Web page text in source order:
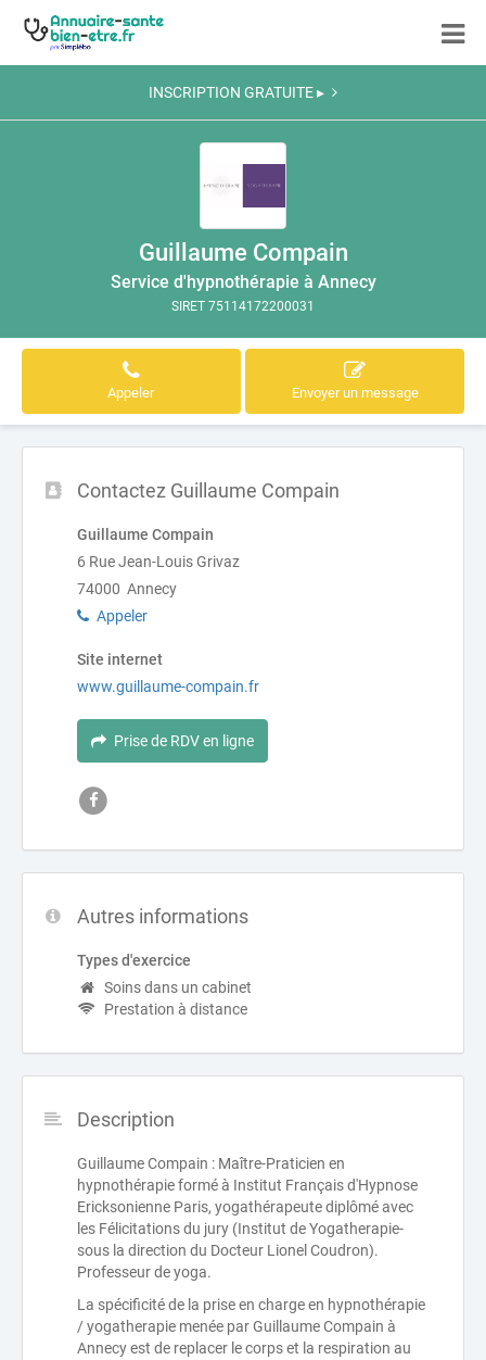
INSCRIPTION GRATUITE ▸
Guillaume Compain
Service d'hypnothérapie à Annecy
SIRET 75114172200031
Appeler Envoyer un message
Contactez Guillaume Compain
Guillaume Compain
6 Rue Jean-Louis Grivaz
74000 Annecy
Appeler
Site internet
www.guillaume-compain.fr
Prise de RDV en ligne
Autres informations
Types d'exercice
Soins dans un cabinet
Prestation à distance
Description
Guillaume Compain : Maître-Praticien en
hypnothérapie formé à Institut Français d'Hypnose
Ericksonienne Paris, yogathérapeute diplômé avec
les Félicitations du jury (Institut de Yogatherapie-
sous la direction du Docteur Lionel Coudron).
Professeur de yoga.
La spécificité de la prise en charge en hypnothérapie
/ yogatherapie menée par Guillaume Compain à
Annecy est de replacer le corps et la respiration au